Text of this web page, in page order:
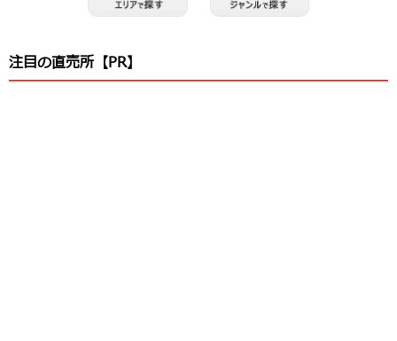
注目の直売所【PR】